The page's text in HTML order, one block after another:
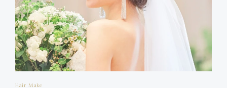
Hair Make